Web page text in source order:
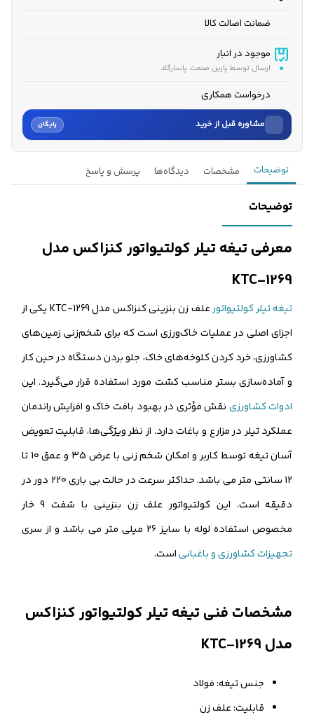
ضمانت اصالت کالا
موجود در انبار
ارسال توسط پارین صنعت پاسارگاد
درخواست همکاری
مشاوره قبل از خرید رایگان
نام
تماس می‌گیرند.
ثبت درخواست مشاوره رایگان
توضیحات مشخصات دیدگاه‌ها پرسش و پاسخ
توضیحات
معرفی تیغه تیلر کولتیواتور کنزاکس مدل
KTC-1269
تیغه تیلر کولتیواتور
علف زن بنزینی کنزاکس مدل KTC-1269 یکی از
اجزای اصلی در عملیات خاک‌ورزی است که برای شخم‌زنی زمین‌های
کشاورزی، خرد کردن کلوخه‌های خاک، جلو بردن دستگاه در حین کار
و آماده‌سازی بستر مناسب کشت مورد استفاده قرار می‌گیرد. این
ادوات کشاورزی نقش مؤثری در بهبود بافت خاک و افزایش راندمان
عملکرد تیلر در مزارع و باغات دارد. از نظر ویژگی‌ها، قابلیت تعویض
آسان تیغه توسط کاربر و امکان شخم زنی با عرض 35 و عمق 10 تا
12 سانتی متر می باشد. حداکثر سرعت در حالت بی باری 220 دور در
دقیقه است. این کولتیواتور علف زن بنزینی با شفت 9 خار
مخصوص استفاده لوله با سایز 26 میلی متر می باشد و از سری
تجهیزات کشاورزی و باغبانیاست.
مشخصات فنی تیغه تیلر کولتیواتور کنزاکس
مدل KTC-1269
جنس تیغه: فولاد
قابلیت: علف زن